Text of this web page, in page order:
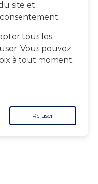
site et
tous les
Vous pouvez
à tout moment.
Refuser